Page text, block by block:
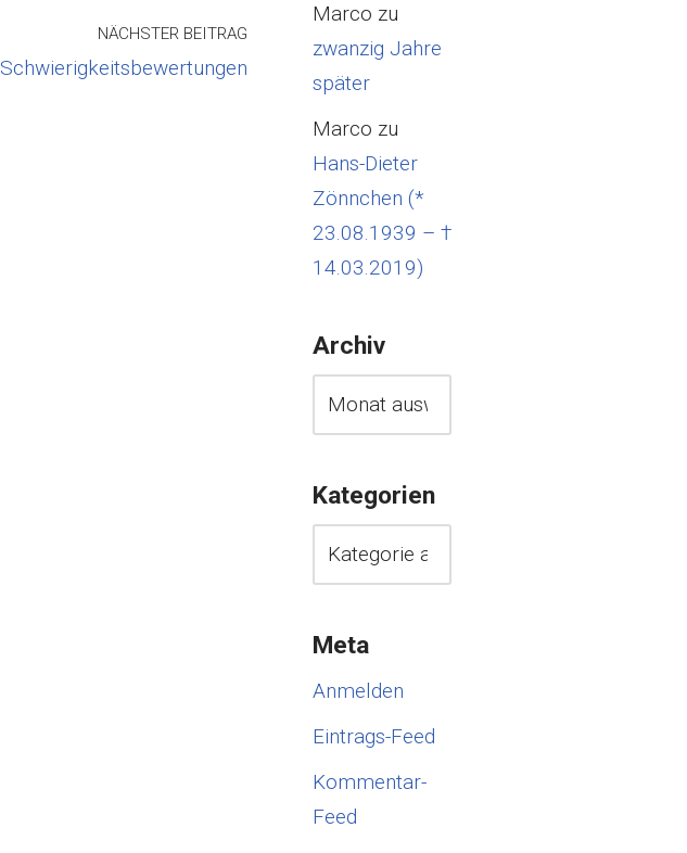
NÄCHSTER BEITRAG
Schwierigkeitsbewertungen
Marco zu
zwanzig Jahre
später
Marco zu
Hans-Dieter
Zönnchen (*
23.08.1939 – †
14.03.2019)
Archiv
Kategorien
Meta
Anmelden
Eintrags-Feed
Kommentar-
Feed